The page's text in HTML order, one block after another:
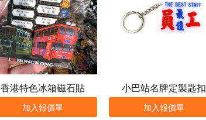
香港特色冰箱磁石貼
加入報價單
小巴站名牌定製匙扣
加入報價單